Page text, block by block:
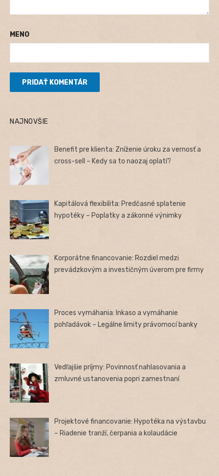
MENO
NAJNOVŠIE
Benefit pre klienta: Zníženie úroku za vernosť a
cross-sell – Kedy sa to naozaj oplatí?
Kapitálová flexibilita: Predčasné splatenie
hypotéky – Poplatky a zákonné výnimky
Korporátne financovanie: Rozdiel medzi
prevádzkovým a investičným úverom pre firmy
Proces vymáhania: Inkaso a vymáhanie
pohľadávok – Legálne limity právomocí banky
Vedľajšie príjmy: Povinnosť nahlasovania a
zmluvné ustanovenia popri zamestnaní
Projektové financovanie: Hypotéka na výstavbu
– Riadenie tranží, čerpania a kolaudácie